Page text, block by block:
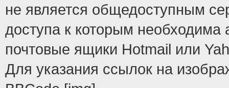
не является общедоступным
доступа к которым
почтовые ящики Hotmail или
Для указания ссылок на